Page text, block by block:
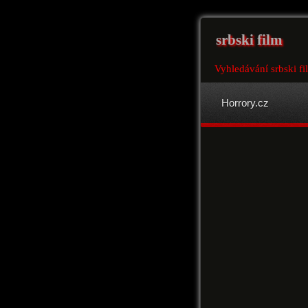
srbski film
Vyhledávání srbski
Horrory.cz